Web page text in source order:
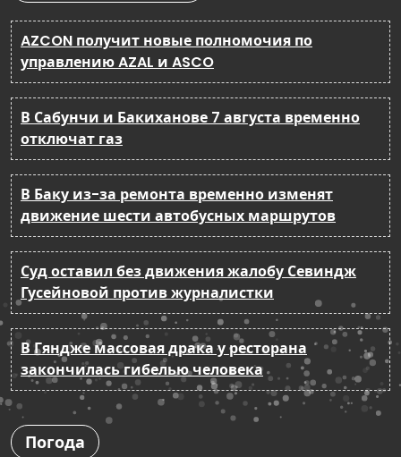
AZCON получит новые полномочия по
управлению AZAL и ASCO
В Сабунчи и Бакиханове 7 августа временно
отключат газ
В Баку из-за ремонта временно изменят
движение шести автобусных маршрутов
Суд оставил без движения жалобу Севиндж
Гусейновой против журналистки
В Гяндже массовая драка у ресторана
закончилась гибелью человека
Погода